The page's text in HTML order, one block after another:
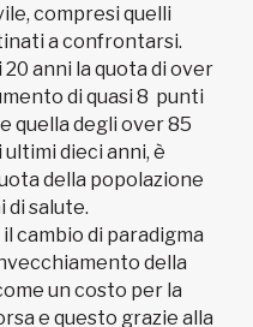
compresi quelli
a confrontarsi.
anni la quota di over
di quasi 8 punti
quella degli over 85
dieci anni, è
della popolazione
di salute.
cambio di paradigma
della
un costo per la
e questo grazie alla